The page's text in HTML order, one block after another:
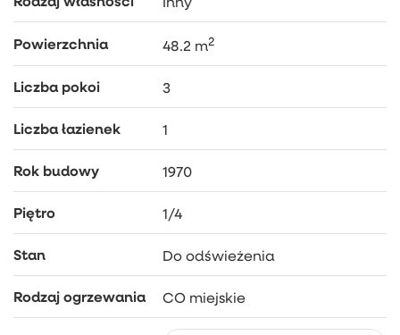
Powierzchnia 48.2 m2
Liczba pokoi 3
Liczba łazienek 1
Rok budowy 1970
Piętro 1/4
Stan Do odświeżenia
Rodzaj ogrzewania CO miejskie